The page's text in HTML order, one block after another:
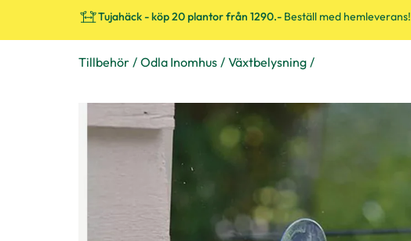
Tujahäck - köp 20 plantor från 1290.- Beställ med hemleverans!
Tillbehör Odla Inomhus Växtbelysning